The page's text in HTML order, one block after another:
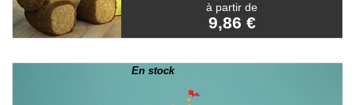
à partir de
9,86 €
En stock